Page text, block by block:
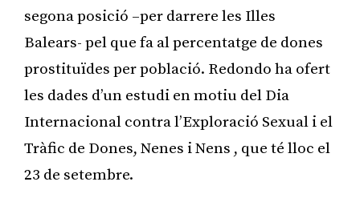
segona posició –per darrere les Illes
Balears- pel que fa al percentatge de dones
prostituïdes per població. Redondo ha ofert
les dades d’un estudi en motiu del Dia
Internacional contra l’Exploració Sexual i el
Tràfic de Dones, Nenes i Nens , que té lloc el
23 de setembre.